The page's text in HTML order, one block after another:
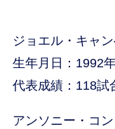
ジョエル・キャ
生年月日：1992
代表成績：118試
アンソニー・コ